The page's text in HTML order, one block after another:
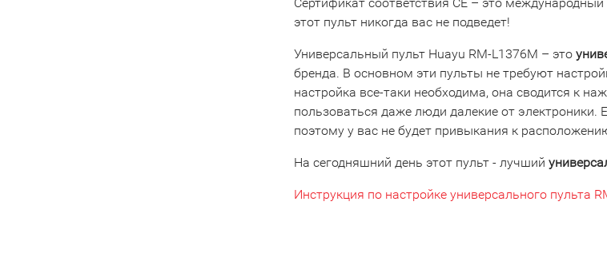
этот пульт никогда вас не подведет!
Универсальный пульт Huayu RM-L1376M – это
бренда. В основном эти пульты не требуют
настройка все-таки необходима, она сводится к
пользоваться даже люди далекие от электроники.
поэтому у вас не будет привыкания к
На сегодняшний день этот пульт - лучший
Инструкция по настройке универсального пульта